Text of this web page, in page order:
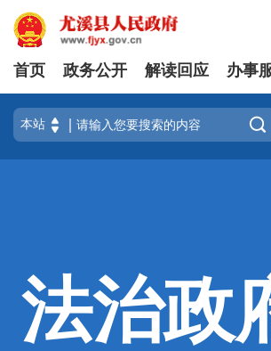
首页 政务公开 解读回应 办事

法治政